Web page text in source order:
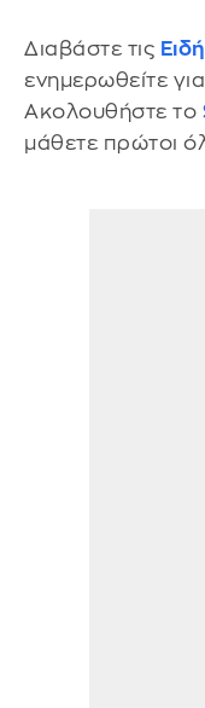
Διαβάστε τις
ενημερωθείτε
Ακολουθήστε το
μάθετε πρώτοι